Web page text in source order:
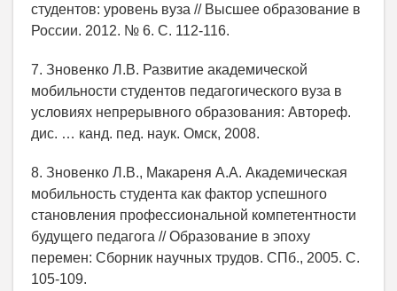
студентов: уровень вуза // Высшее образование в
России. 2012. № 6. С. 112-116.
7. Зновенко Л.В. Развитие академической
мобильности студентов педагогического вуза в
условиях непрерывного образования: Автореф.
дис. … канд. пед. наук. Омск, 2008.
8. Зновенко Л.В., Макареня А.А. Академическая
мобильность студента как фактор успешного
становления профессиональной компетентности
будущего педагога // Образование в эпоху
перемен: Сборник научных трудов. СПб., 2005. С.
105-109.